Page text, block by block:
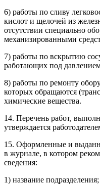
6) работы по сливу
кислот и щелочей из
отсутствии специально
механизированными
7) работы по вскрытию
работающих под
8) работы по ремонту
которых обращаются
химические вещества.
14. Перечень работ,
утверждается
15. Оформленные и
в журнале, в котором
сведения:
1) название подразделения;